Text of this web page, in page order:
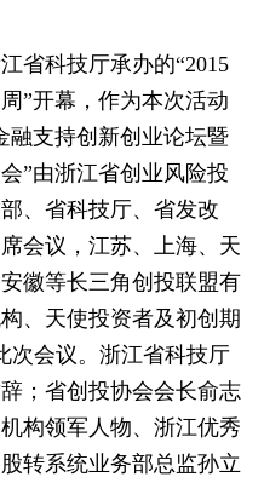
省科技厅承办的“2015
”开幕，作为本次活动
融支持创新创业论坛暨
”由浙江省创业风险投
、省科技厅、省发改
会议，江苏、上海、天
徽等长三角创投联盟有
、天使投资者及初创期
次会议。浙江省科技厅
；省创投协会会长俞志
构领军人物、浙江优秀
转系统业务部总监孙立